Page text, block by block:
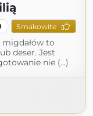
Smakowite
to
deser. Jest
nie (...)